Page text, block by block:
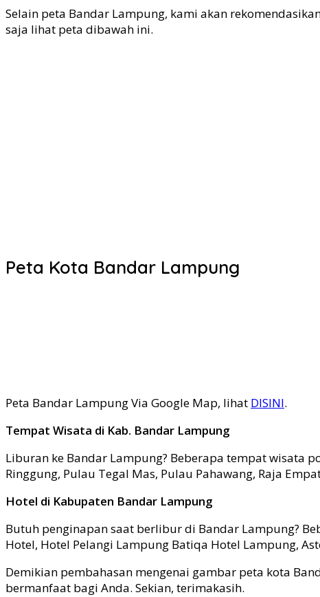
Selain peta Bandar Lampung, kami akan
saja lihat peta dibawah ini.
Peta Kota Bandar Lampung
Peta Bandar Lampung Via Google Map, lihat DISINI.
Tempat Wisata di Kab. Bandar Lampung
Liburan ke Bandar Lampung? Beberapa tempat wisata
Ringgung, Pulau Tegal Mas, Pulau Pahawang, Raja
Hotel di Kabupaten Bandar Lampung
Butuh penginapan saat berlibur di Bandar Lampung?
Hotel, Hotel Pelangi Lampung Batiqa Hotel Lampung,
Demikian pembahasan mengenai gambar peta kota
bermanfaat bagi Anda. Sekian, terimakasih.